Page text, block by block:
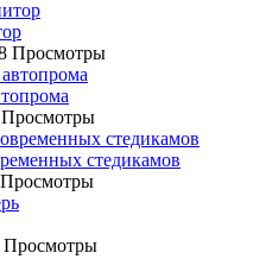
Просмотры
стедикамов
Просмотры